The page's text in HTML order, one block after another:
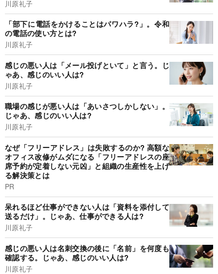
川原礼子
「部下に電話をかけることはパワハラ?」。令和
の電話の使い方とは?
川原礼子
感じの悪い人は「メール投げといて」と言う。じ
ゃあ、感じのいい人は?
川原礼子
職場の感じが悪い人は「あいさつしかしない」。
じゃあ、感じのいい人は?
川原礼子
なぜ「フリーアドレス」は失敗するのか? 高額な
オフィス改修がムダになる「フリーアドレスの座
席予約が定着しない元凶」と組織の生産性を上げ
る解決策とは
PR
呆れるほど仕事ができない人は「資料を添付して
送るだけ」。じゃあ、仕事ができる人は?
川原礼子
感じの悪い人は名刺交換の後に「名前」を何度も
確認する。じゃあ、感じのいい人は?
川原礼子